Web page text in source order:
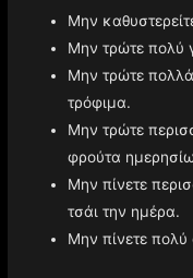
Μην
Μην τρώτε πολύ
Μην τρώτε
τρόφιμα.
Μην τρώτε
φρούτα
Μην πίνετε
τσάι την ημέρα.
Μην πίνετε